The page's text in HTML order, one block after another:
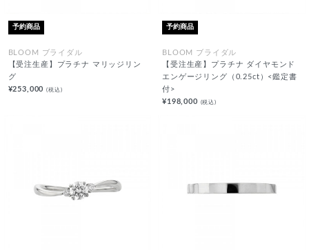
予約商品
BLOOM ブライダル
【受注生産】プラチナ マリッジリン
グ
¥253,000(税込)
予約商品
BLOOM ブライダル
【受注生産】プラチナ ダイヤモンド
エンゲージリング（0.25ct）<鑑定書
付>
¥198,000 (税込)